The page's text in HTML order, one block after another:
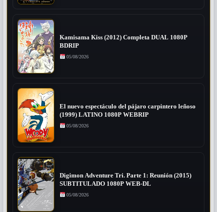
Kamisama Kiss (2012) Completa DUAL 1080P
BDRIP
05/08/2026
El nuevo espectáculo del pájaro carpintero leñoso
(1999) LATINO 1080P WEBRIP
05/08/2026
Digimon Adventure Tri. Parte 1: Reunión (2015)
SUBTITULADO 1080P WEB-DL
05/08/2026